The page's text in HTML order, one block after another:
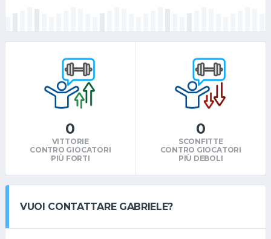
0
VITTORIE
CONTRO GIOCATORI
PIÙ FORTI
0
SCONFITTE
CONTRO GIOCATORI
PIÙ DEBOLI
VUOI CONTATTARE GABRIELE?